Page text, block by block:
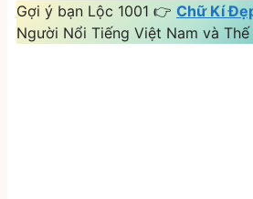
Gợi ý bạn Lộc 1001 👉 Chữ Kí
Người Nổi Tiếng Việt Nam và